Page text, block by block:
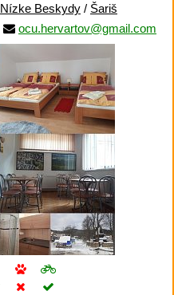
Nízke Beskydy / Šariš
ocu.hervartov@gmail.com